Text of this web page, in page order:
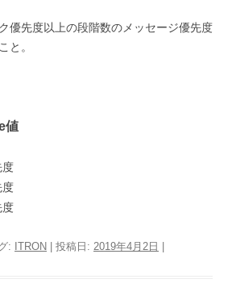
優先度以上の段階数のメッセージ優先度
と。
値
度
度
度
: ITRON | 投稿日: 2019年4月2日